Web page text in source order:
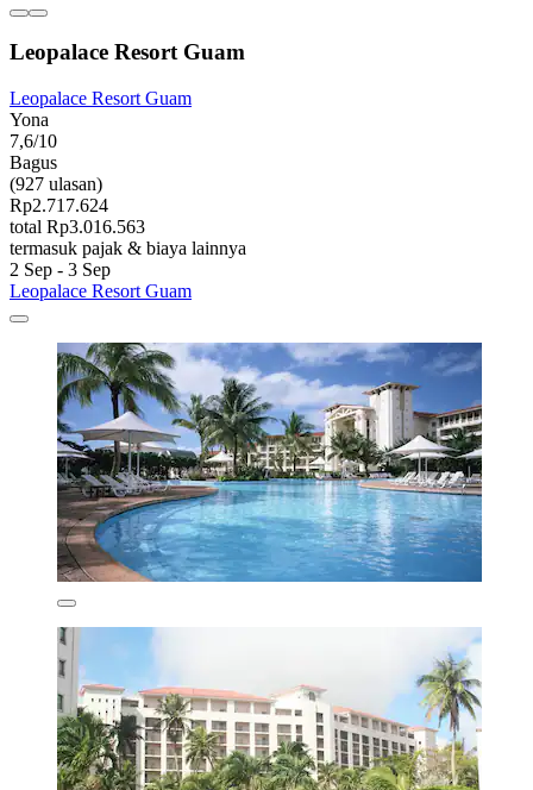
Leopalace Resort Guam
Leopalace Resort Guam
Yona
7,6/10
Bagus
(927 ulasan)
Rp2.717.624
total Rp3.016.563
termasuk pajak & biaya lainnya
2 Sep - 3 Sep
Leopalace Resort Guam